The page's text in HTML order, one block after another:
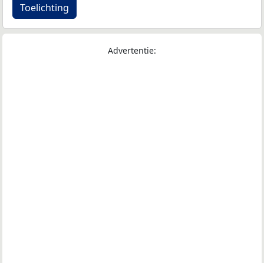
Toelichting
Advertentie: